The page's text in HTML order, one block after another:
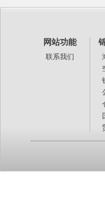
网站功能
联系我们